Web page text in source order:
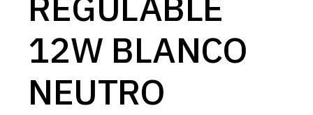
12W BLANCO
NEUTRO